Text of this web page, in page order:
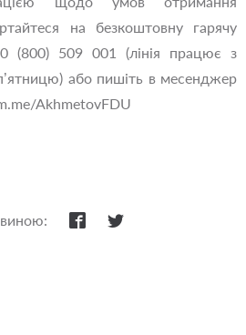
на безкоштовну гарячу
(800) 509 001 (лінія працює з
або пишіть в месенджер
AkhmetovFDU